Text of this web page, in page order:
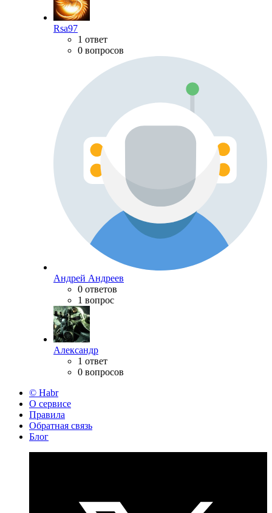
Rsa97
1 ответ
0 вопросов
Андрей Андреев
0 ответов
1 вопрос
Александр
1 ответ
0 вопросов
© Habr
О сервисе
Правила
Обратная связь
Блог